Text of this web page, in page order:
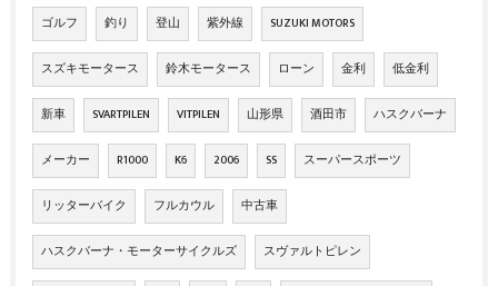
ゴルフ 釣り 登山 紫外線 SUZUKI MOTORS
スズキモータース 鈴木モータース ローン 金利 低金利
新車 SVARTPILEN VITPILEN 山形県 酒田市 ハスクバーナ
メーカー R1000 K6 2006 SS スーパースポーツ
リッターバイク フルカウル 中古車
ハスクバーナ・モーターサイクルズ スヴァルトピレン